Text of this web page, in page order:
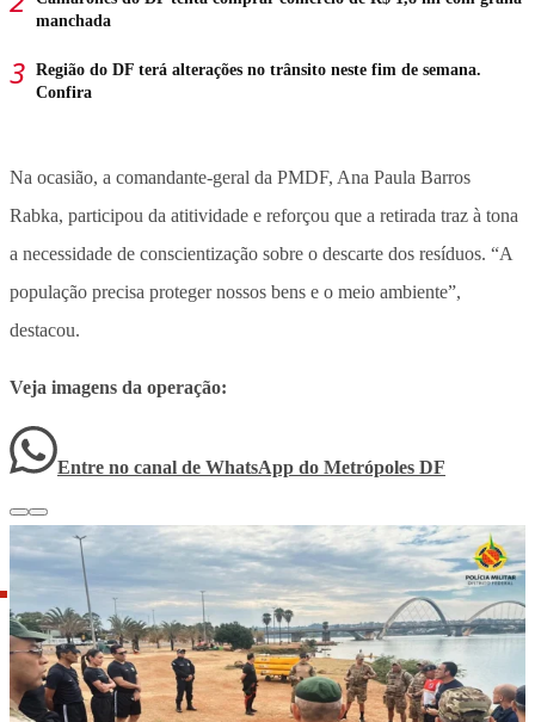
manchada
Região do DF terá alterações no trânsito neste fim de semana.
Confira
Na ocasião, a comandante-geral da PMDF, Ana Paula Barros
Rabka, participou da atitividade e reforçou que a retirada traz à tona
a necessidade de conscientização sobre o descarte dos resíduos. “A
população precisa proteger nossos bens e o meio ambiente”,
destacou.
Veja imagens da operação:
Entre no canal de WhatsApp do Metrópoles DF